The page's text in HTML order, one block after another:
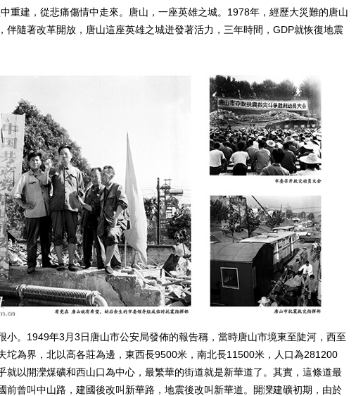
建，從悲痛傷情中走來。唐山，一座英雄之城。1978年，經歷大災難的唐山
伴隨著改革開放，唐山這座英雄之城迸發著活力，三年時間，GDP就恢復地震
。1949年3月3日唐山市公安局發佈的報告稱，當時唐山市境東至陡河，西至
坨為界，北以高各莊為邊，東西長9500米，南北長11500米，人口為281200
就以開灤煤礦和西山口為中心，最繁華的街道就是新華道了。其實，這條道最
前曾叫中山路，建國後改叫新華路，地震後改叫新華道。開灤建礦初期，由於